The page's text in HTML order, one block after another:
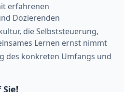
erfahrenen
Dozierenden
die Selbststeuerung,
Lernen ernst nimmt
des konkreten Umfangs und